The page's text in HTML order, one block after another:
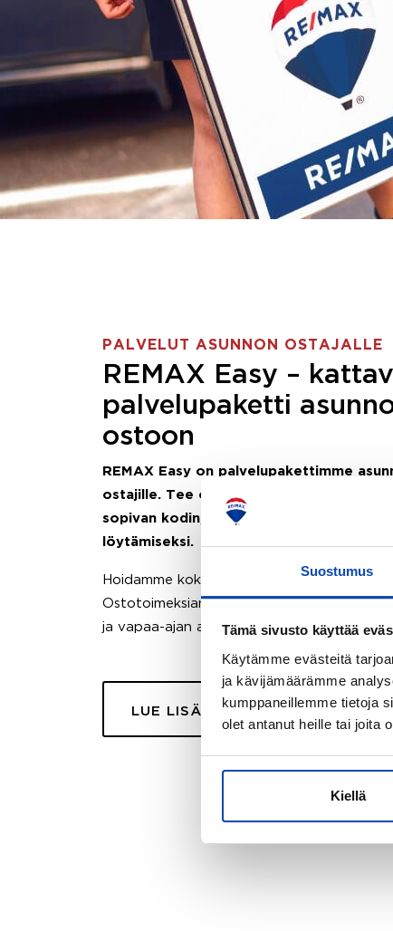
Suostumus
Tämä sivusto käyttää
Käytämme evästeitä
ja kävijämäärämme
kumppaneillemme tietoja
olet antanut heille tai joita
Kiellä
PALVELUT ASUNNON OSTAJALLE
REMAX Easy –
palvelupaketti
ostoon
REMAX Easy on palvelupakettimme
ostajille. Tee ostotoimeksianto ja
sopivan kodin, eikä sinun tarvitse nähdä
löytämiseksi.
Hoidamme koko ostoprosessin puolestasi.
Ostotoimeksiantopalvelumme sopii myös
ja vapaa-ajan asuntojen ostoon.
LUE LISÄÄ